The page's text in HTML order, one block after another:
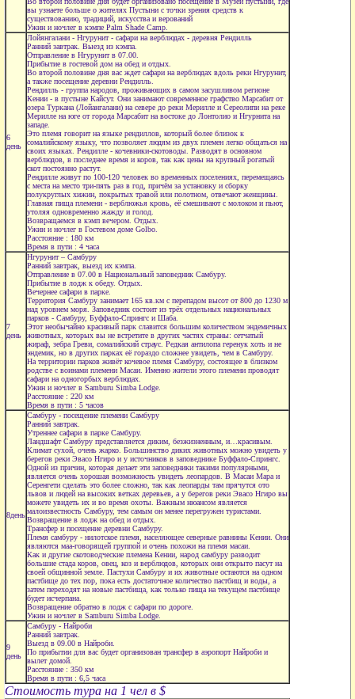
вы узнаете больше о жителях Пустыни с точки зрения средств к
существованию, традиций, искусства и верований
Ужин и ночлег в кэмпе Palm Shade Camp.
6
день
Лойянгалани - Нгурунит - сафари на верблюдах - деревня Рендилль
Ранний завтрак. Выезд из кэмпа.
Отправление в Нгурунит в 07.00.
Прибытие в гостевой дом на обед и отдых.
Во второй половине дня вас ждет сафари на верблюдах вдоль реки Нгурунит,
а также посещение деревни Рендилль.
Рендилль - группа народов, проживающих в самом засушливом регионе
Кении - в пустыне Кайсут. Они занимают современное графство Марсабит от
озера Туркана (Лойангалани) на севере до реки Мерилле и Сереолипи на реке
Мерилле на юге от города Марсабит на востоке до Лонтолио и Нгурнита на
западе.
Это племя говорит на языке рендиллов, который более близок к
сомалийскому языку, что позволяет людям из двух племен легко общаться на
своих языках. Рендилле - кочевники-скотоводы. Разводят в основном
верблюдов, в последнее время и коров, так как цены на крупный рогатый
скот постоянно растут.
Рендилле живут по 100-120 человек во временных поселениях, перемещаясь
с места на место три-пять раз в год, причём за установку и сборку
полукруглых хижин, покрытых травой или полотном, отвечают женщины.
Главная пища племени - верблюжья кровь, её смешивают с молоком и пьют,
утоляя одновременно жажду и голод.
Возвращаемся в кэмп вечером. Отдых.
Ужин и ночлег в Гостевом доме Golbo.
Расстояние : 180 км
Время в пути : 4 часа
7
день
Нгурунит – Самбуру
Ранний завтрак, выезд их кэмпа.
Отправление в 07.00 в Национальный заповедник Самбуру.
Прибытие в лодж к обеду. Отдых.
Вечернее сафари в парке.
Территория Самбуру занимает 165 кв.км с перепадом высот от 800 до 1230 м
над уровнем моря. Заповедник состоит из трёх отдельных национальных
парков - Самбуру, Буффало-Спрингс и Шаба.
Этот необычайно красивый парк славится большим количеством эндемичных
животных, которых вы не встретите в других частях страны: сетчатый
жираф, зебра Греви, сомалийский страус. Редкая антилопа геренук хоть и не
эндемик, но в других парках её гораздо сложнее увидеть, чем в Самбуру.
На территории парков живёт кочевое племя Самбуру, состоящее в близком
родстве с воинами племени Масаи. Именно жители этого племени проводят
сафари на одногорбых верблюдах.
Ужин и ночлег в Samburu Simba Lodge.
Расстояние : 220 км
Время в пути : 5 часов
8день
Самбуру - посещение племени Самбуру
Ранний завтрак.
Утреннее сафари в парке Самбуру.
Ландшафт Самбуру представляется диким, безжизненным, и…красивым.
Климат сухой, очень жарко. Большинство диких животных можно увидеть у
берегов реки Эвасо Нгиро и у источников в заповеднике Буффало-Спрингс.
Одной из причин, которая делает эти заповедники такими популярными,
является очень хорошая возможность увидеть леопардов. В Масаи Мара и
Серенгети сделать это более сложно, так как леопарды там прячутся ото
львов и людей на высоких ветках деревьев, а у берегов реки Эвасо Нгиро вы
можете увидеть их и во время охоты. Важным нюансом является
малоизвестность Самбуру, тем самым он менее перегружен туристами.
Возвращение в лодж на обед и отдых.
Трансфер и посещение деревни Самбуру.
Племя самбуру - нилотское племя, населяющее северные равнины Кении. Они
являются маа-говорящей группой и очень похожи на племя масаи.
Как и другие скотоводческие племена Кении, народ самбуру разводит
большие стада коров, овец, коз и верблюдов, которых они открыто пасут на
своей общинной земле. Пастухи Самбуру и их животные остаются на одном
пастбище до тех пор, пока есть достаточное количество пастбищ и воды, а
затем переходят на новые пастбища, как только пища на текущем пастбище
будет исчерпана.
Возвращение обратно в лодж с сафари по дороге.
Ужин и ночлег в Samburu Simba Lodge.
9
день
Самбуру - Найроби
Ранний завтрак.
Выезд в 09.00 в Найроби.
По прибытии для вас будет организован трансфер в аэропорт Найроби и
вылет домой.
Расстояние : 350 км
Время в пути : 6,5 часа
Стоимость тура на 1 чел в $